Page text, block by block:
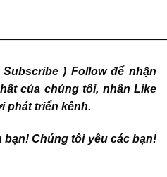
) Follow để nhận
của chúng tôi, nhấn Like
phát triển kênh.
Chúng tôi yêu các bạn!